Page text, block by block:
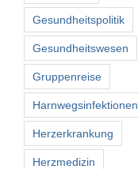
Gesundheitspolitik
Gesundheitswesen
Gruppenreise
Harnwegsinfektionen
Herzerkrankung
Herzmedizin